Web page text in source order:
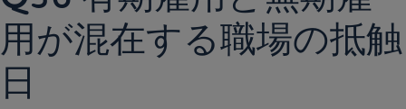
用が混在する職場の抵触
日